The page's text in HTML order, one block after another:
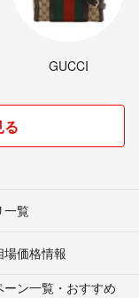
GUCCI
る
一覧
場価格情報
ーン一覧・おすすめ